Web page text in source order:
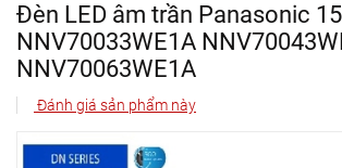
Đèn LED âm trần Panasonic
NNV70033WE1A
NNV70063WE1A
Đánh giá sản phẩm này